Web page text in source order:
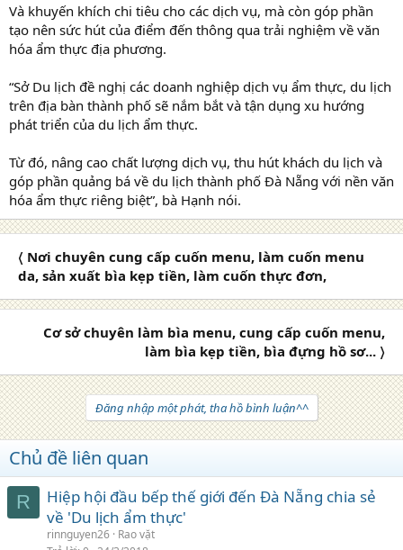
Và khuyến khích chi tiêu cho các dịch vụ, mà còn góp phần
tạo nên sức hút của điểm đến thông qua trải nghiệm về văn
hóa ẩm thực địa phương.
“Sở Du lịch đề nghị các doanh nghiệp dịch vụ ẩm thực, du lịch
trên địa bàn thành phố sẽ nắm bắt và tận dụng xu hướng
phát triển của du lịch ẩm thực.
Từ đó, nâng cao chất lượng dịch vụ, thu hút khách du lịch và
góp phần quảng bá về du lịch thành phố Đà Nẵng với nền văn
hóa ẩm thực riêng biệt”, bà Hạnh nói.
〈 Nơi chuyên cung cấp cuốn menu, làm cuốn menu
da, sản xuất bìa kẹp tiền, làm cuốn thực đơn,
Cơ sở chuyên làm bìa menu, cung cấp cuốn menu,
làm bìa kẹp tiền, bìa đựng hồ sơ... 〉
Đăng nhập một phát, tha hồ bình luận^^
Chủ đề liên quan
R
Hiệp hội đầu bếp thế giới đến Đà Nẵng chia sẻ
về 'Du lịch ẩm thực'
rinnguyen26 Rao vặt